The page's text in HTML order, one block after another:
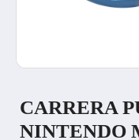
CARRERA
NINTENDO